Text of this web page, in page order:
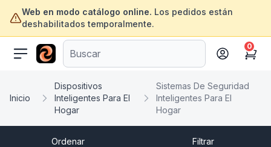
Web en modo catálogo online. Los pedidos están
deshabilitados temporalmente.
ofertasinformatica.com
Cart
0
Inicio
Dispositivos
Inteligentes Para El
Hogar
Sistemas De Seguridad
Inteligentes Para El
Hogar
Ordenar
Filtrar